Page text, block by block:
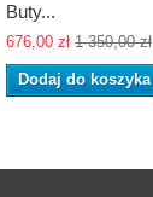
Buty...
676,00 zł 1 350,00 zł
Dodaj do koszyka